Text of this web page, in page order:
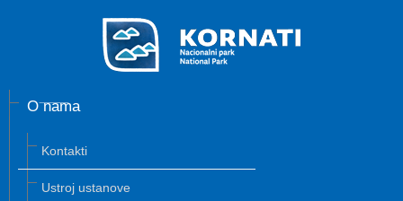
O nama
Kontakti
Ustroj ustanove